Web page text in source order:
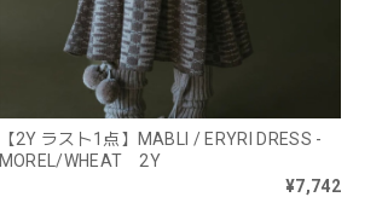
【2Y ラスト1点】MABLI / ERYRI DRESS -
MOREL/WHEAT 2Y
¥7,742